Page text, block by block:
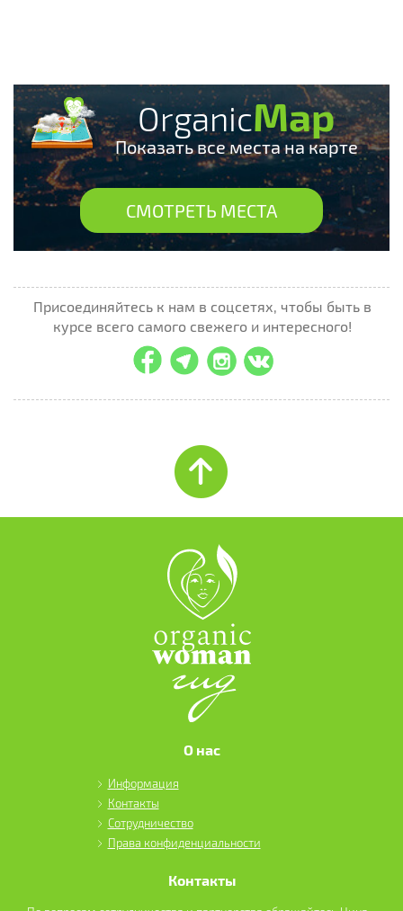
OrganicMap
Показать все места на карте
СМОТРЕТЬ МЕСТА
Присоединяйтесь к нам в соцсетях, чтобы быть в
курсе всего самого свежего и интересного!
О нас
Информация
Контакты
Сотрудничество
Права конфиденциальности
Контакты